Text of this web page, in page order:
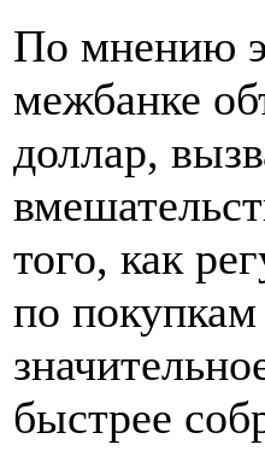
По мнению
межбанке
доллар,
того, как
по
быстрее